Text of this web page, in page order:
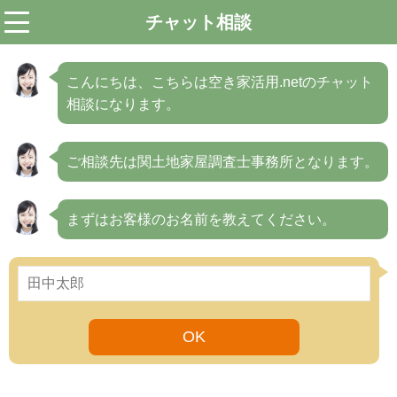
チャット相談
こんにちは、こちらは空き家活用.netのチャット
相談になります。
ご相談先は関土地家屋調査士事務所となります。
まずはお客様のお名前を教えてください。
OK